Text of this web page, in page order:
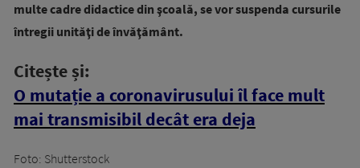
multe cadre didactice din şcoală, se vor suspenda cursurile
întregii unităţi de învăţământ.
Citește și:
O mutație a coronavirusului îl face mult
mai transmisibil decât era deja
Foto: Shutterstock